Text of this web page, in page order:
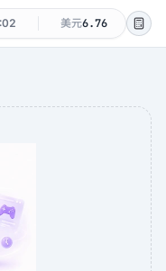
美元6.76 韩元